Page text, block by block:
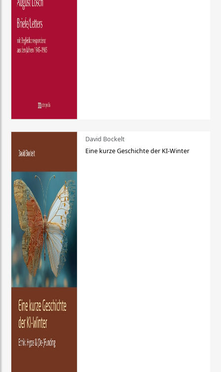
David Bockelt
Eine kurze Geschichte der KI-Winter